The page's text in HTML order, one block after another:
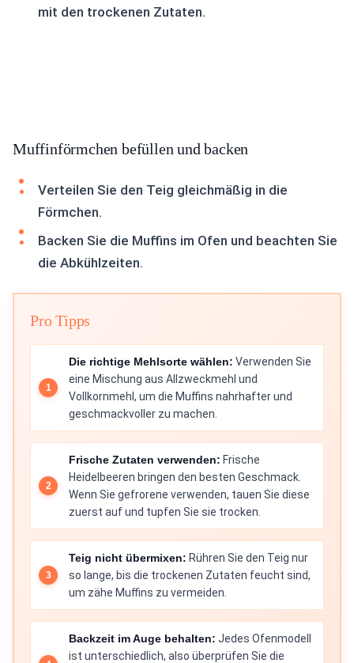
mit den trockenen Zutaten.
Muffinförmchen befüllen und backen
Verteilen Sie den Teig gleichmäßig in die
Förmchen.
Backen Sie die Muffins im Ofen und beachten Sie
die Abkühlzeiten.
Pro Tipps
Die richtige Mehlsorte wählen: Verwenden Sie
eine Mischung aus Allzweckmehl und
Vollkornmehl, um die Muffins nahrhafter und
geschmackvoller zu machen.
Frische Zutaten verwenden: Frische
Heidelbeeren bringen den besten Geschmack.
Wenn Sie gefrorene verwenden, tauen Sie diese
zuerst auf und tupfen Sie sie trocken.
Teig nicht übermixen: Rühren Sie den Teig nur
so lange, bis die trockenen Zutaten feucht sind,
um zähe Muffins zu vermeiden.
Backzeit im Auge behalten: Jedes Ofenmodell
ist unterschiedlich, also überprüfen Sie die